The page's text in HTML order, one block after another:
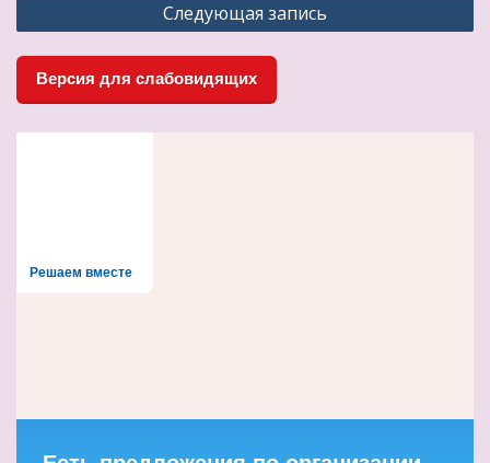
Следующая запись
Версия для слабовидящих
Решаем вместе